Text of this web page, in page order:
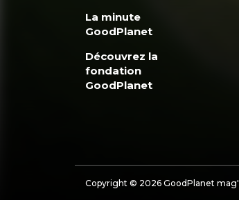
La minute
GoodPlanet
Découvrez la
fondation
GoodPlanet
Copyright © 2026 GoodPlanet mag'